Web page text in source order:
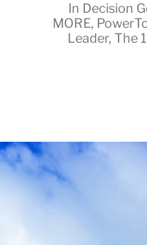
In Decision
MORE,
Leader, The